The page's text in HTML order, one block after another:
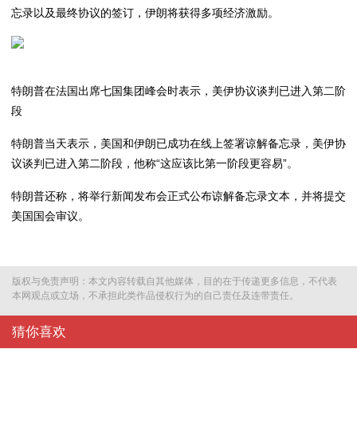
忘录以及最终协议的签订，伊朗将获得多项经济激励。
特朗普在法国出席七国集团峰会时表示，美伊协议谈判已进入第二阶
段
特朗普当天表示，美国和伊朗已成功在线上签署谅解备忘录，美伊协
议谈判已进入第二阶段，他称“这应该比第一阶段更容易”。
特朗普还称，将举行新闻发布会正式公布谅解备忘录文本，并将提交
美国国会审议。
版权与免责声明：本文内容转载自其他媒体，目的在于传递更多信息，不代表
本网观点或立场，不承担此类作品侵权行为的自己责任及连带责任。
猜你喜欢